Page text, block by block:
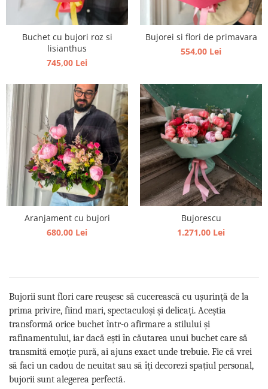
Buchet cu bujori roz si
lisianthus
745,00 Lei
Bujorei si flori de primavara
554,00 Lei
Aranjament cu bujori
680,00 Lei
Bujorescu
1.271,00 Lei
Bujorii sunt flori care reușesc să cucerească cu ușurință de la
prima privire, fiind mari, spectaculoși și delicați. Aceștia
transformă orice buchet într-o afirmare a stilului și
rafinamentului, iar dacă ești în căutarea unui buchet care să
transmită emoție pură, ai ajuns exact unde trebuie. Fie că vrei
să faci un cadou de neuitat sau să îți decorezi spațiul personal,
bujorii sunt alegerea perfectă.